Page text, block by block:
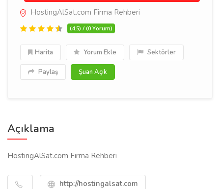
HostingAlSat.com Firma Rehberi
(4.5) / (0 Yorum)
Harita Yorum Ekle Sektörler
Paylaş Şuan Açık
Açıklama
HostingAlSat.com Firma Rehberi
http://hostingalsat.com